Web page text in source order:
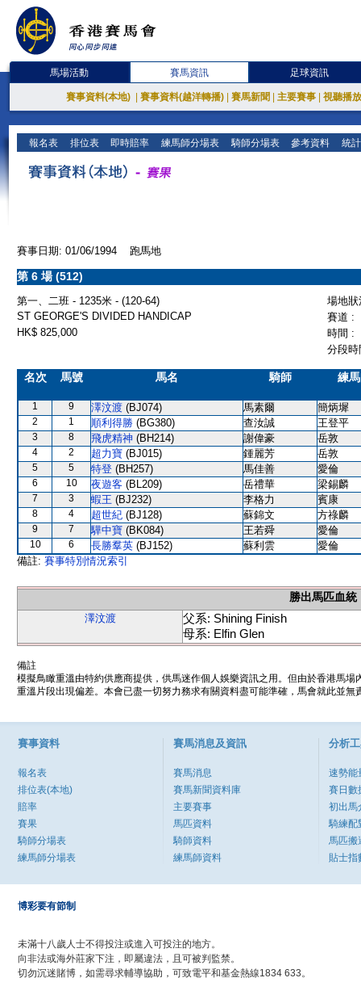
馬場活動 賽馬資訊 足球資訊
賽事資料(本地) 賽事資料(越洋轉播) 賽馬新聞 主要賽事 視聽播
報名表 排位表 即時賠率 練馬師分場表 騎師分場表 參考資料 統
賽事日期: 01/06/1994 跑馬地
第 6 場 (512)
第一、二班 - 1235米 - (120-64)
場地
ST GEORGE'S DIVIDED HANDICAP
賽道 :
HK$ 825,000
時間 :
分段
名次 馬號 馬名 騎師 練
1 9 澤汶渡 (BJ074) 馬素爾 簡炳墀
2 1 順利得勝 (BG380) 查汝誠 王登平
3 8 飛虎精神 (BH214) 謝偉豪 岳敦
4 2 超力寶 (BJ015) 鍾麗芳 岳敦
5 5 特登 (BH257) 馬佳善 愛倫
6 10 夜遊客 (BL209) 岳禮華 梁錫麟
7 3 蝦王 (BJ232) 李格力 賓康
8 4 超世紀 (BJ128) 蘇錦文 方祿麟
9 7 驊中寶 (BK084) 王若舜 愛倫
10 6 長勝羣英 (BJ152) 蘇利雲
愛倫
備註: 賽事特別情況索引
勝出馬匹血統
澤汶渡
父系: Shining Finish
母系: Elfin Glen
備註
模擬鳥瞰重溫由特約供應商提供，供馬迷作個人娛樂資訊之用。但由於香港馬
重溫片段出現偏差。本會已盡一切努力務求有關資料盡可能準確，馬會就此並
賽事資料
報名表
排位表(本地)
賠率
賽果
騎師分場表
練馬師分場表
賽馬消息及資訊
賽馬消息
賽馬新聞資料庫
主要賽事
馬匹資料
騎師資料
練馬師資料
分析
速勢能
賽日數
初出馬
騎練配
馬匹搬
貼士指
博彩要有節制
未滿十八歲人士不得投注或進入可投注的地方。
向非法或海外莊家下注，即屬違法，且可被判監禁。
切勿沉迷賭博，如需尋求輔導協助，可致電平和基金熱線1834 633。